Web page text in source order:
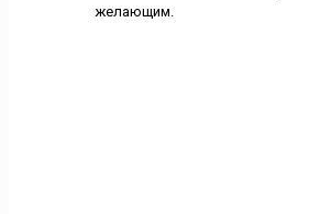
желающим.